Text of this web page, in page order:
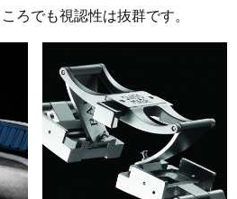
ろでも視認性は抜群です。